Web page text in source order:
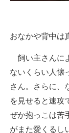
おなかや背中は
飼い主さんに
ないくらい人懐
さん。さらに、
を見せると速攻
ぜか抱っこは苦
がまた愛くるし